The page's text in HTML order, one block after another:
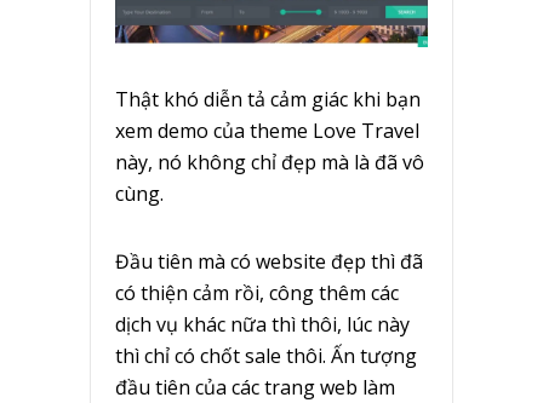
Thật khó diễn tả cảm giác khi bạn
xem demo của theme Love Travel
này, nó không chỉ đẹp mà là đã vô
cùng.
Đầu tiên mà có website đẹp thì đã
có thiện cảm rồi, công thêm các
dịch vụ khác nữa thì thôi, lúc này
thì chỉ có chốt sale thôi. Ấn tượng
đầu tiên của các trang web làm